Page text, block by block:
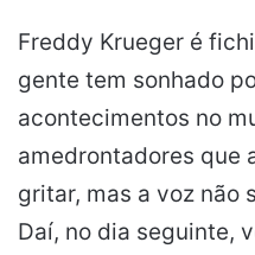
Freddy Krueger é
gente tem sonhado
acontecimentos no
amedrontadores que
gritar, mas a voz não
Daí, no dia seguinte,